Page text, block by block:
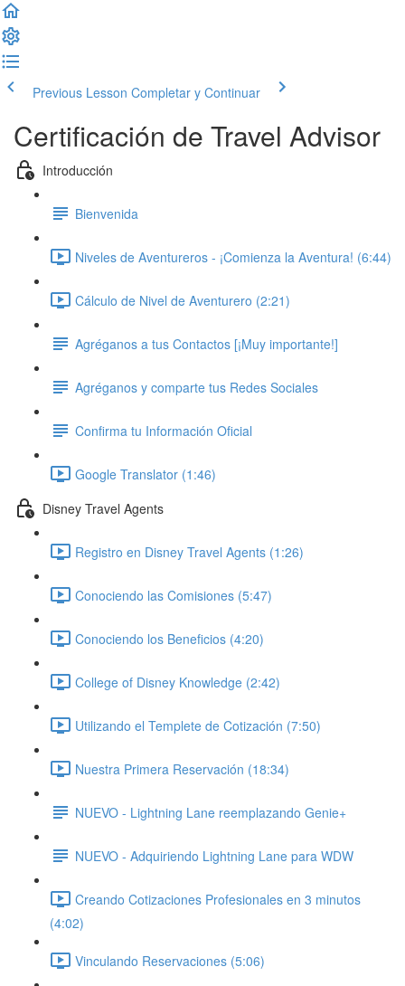
Previous Lesson Completar y Continuar
Certificación de Travel Advisor
Introducción
Bienvenida
Niveles de Aventureros - ¡Comienza la Aventura! (6:44)
Cálculo de Nivel de Aventurero (2:21)
Agréganos a tus Contactos [¡Muy importante!]
Agréganos y comparte tus Redes Sociales
Confirma tu Información Oficial
Google Translator (1:46)
Disney Travel Agents
Registro en Disney Travel Agents (1:26)
Conociendo las Comisiones (5:47)
Conociendo los Beneficios (4:20)
College of Disney Knowledge (2:42)
Utilizando el Templete de Cotización (7:50)
Nuestra Primera Reservación (18:34)
NUEVO - Lightning Lane reemplazando Genie+
NUEVO - Adquiriendo Lightning Lane para WDW
Creando Cotizaciones Profesionales en 3 minutos
(4:02)
Vinculando Reservaciones (5:06)